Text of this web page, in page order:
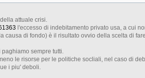
attuale crisi.
l'eccesso di indebitamento privato usa, a cui
causa di fondo) è il risultato ovvio della scelta di
sempre tutti.
le risorse per le politiche socliali, nel caso di
i piu' deboli.